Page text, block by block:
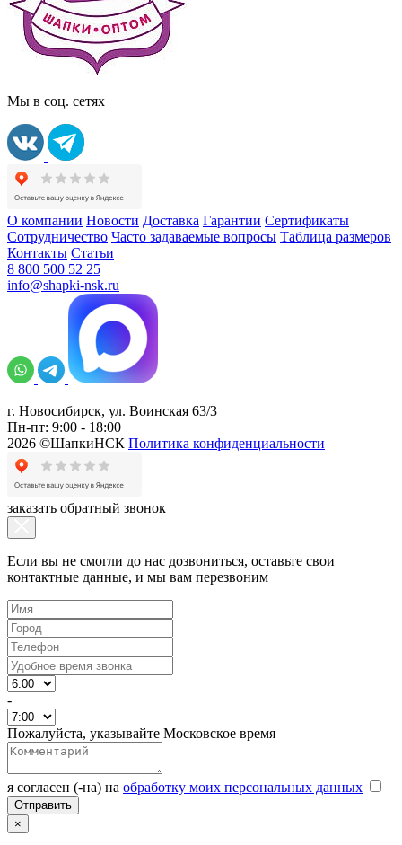
Мы в соц. сетях
О компании Новости Доставка Гарантии Сертификаты
Сотрудничество Часто задаваемые вопросы Таблица размеров
Контакты Статьи
8 800 500 52 25
info@shapki-nsk.ru
г. Новосибирск, ул. Воинская 63/3
Пн-пт: 9:00 - 18:00
2026 ©ШапкиНСК Политика конфиденциальности
заказать обратный звонок
Если вы не смогли до нас дозвониться, оставьте свои
контактные данные, и мы вам перезвоним
-
Пожалуйста, указывайте Московское время
я согласен (-на) на обработку моих персональных данных
×